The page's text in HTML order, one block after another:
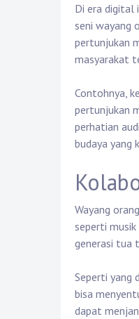
Di era digital
seni wayang
pertunjukan
masyarakat
Contohnya,
pertunjukan
perhatian
budaya yang
Wayang
seperti
generasi tua
Seperti yang
bisa
dapat